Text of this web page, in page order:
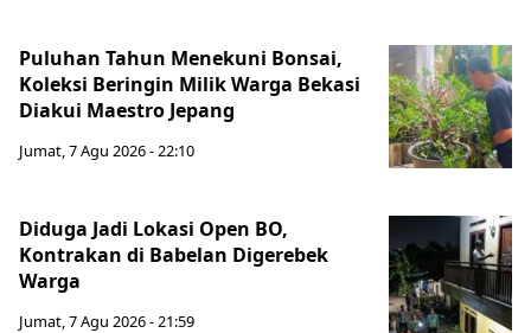
Puluhan Tahun Menekuni Bonsai,
Koleksi Beringin Milik Warga Bekasi
Diakui Maestro Jepang
Jumat, 7 Agu 2026 - 22:10
Diduga Jadi Lokasi Open BO,
Kontrakan di Babelan Digerebek
Warga
Jumat, 7 Agu 2026 - 21:59